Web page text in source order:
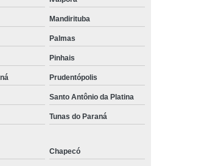
Mandirituba
Palmas
Pinhais
Prudentópolis
Santo Antônio da Platina
Tunas do Paraná
Chapecó